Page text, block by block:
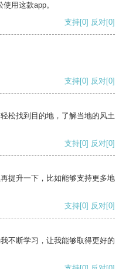
用这款app。
支持[0] 反对[0]
支持[0] 反对[0]
松找到目的地，了解当地的风土
支持[0] 反对[0]
提升一下，比如能够支持更多地
支持[0] 反对[0]
不断学习，让我能够取得更好的